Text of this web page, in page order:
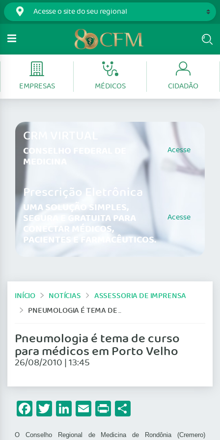
EMPRESAS MÉDICOS CIDADÃO
CRM VIRTUAL
CONSELHO FEDERAL DE
MEDICINA
Acesse
Prescrição Eletrônica
UMA SOLUÇÃO SIMPLES,
SEGURA E GRATUITA PARA
CONECTAR MÉDICOS,
PACIENTES E FARMACÊUTICOS.
Acesse
INÍCIO NOTÍCIAS
ASSESSORIA DE IMPRENSA
PNEUMOLOGIA É TEMA DE CURSO PARA MÉDICOS EM PORTO VELHO
Pneumologia é tema de curso
para médicos em Porto Velho
26/08/2010 | 13:45
Facebook
Twitter
LinkedIn
Email
Print
O Conselho Regional de Medicina de Rondônia (Cremero)